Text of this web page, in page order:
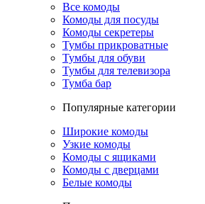
Все комоды
Комоды для посуды
Комоды секретеры
Тумбы прикроватные
Тумбы для обуви
Тумбы для телевизора
Тумба бар
Популярные категории
Широкие комоды
Узкие комоды
Комоды с ящиками
Комоды с дверцами
Белые комоды